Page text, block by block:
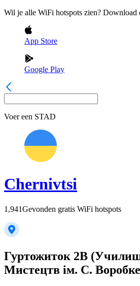
Wil je alle WiFi hotspots zien? Download
App Store
Google Play
Voer een STAD
Chernivtsi
1,941Gevonden gratis WiFi hotspots
Гуртожиток 2В
Мистецтв ім. С.